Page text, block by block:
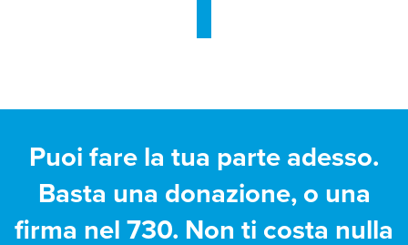
Puoi fare la tua parte adesso.
Basta una donazione, o una
firma nel 730. Non ti costa nulla